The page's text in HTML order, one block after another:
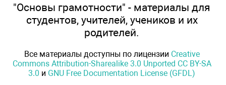
"Основы грамотности" - материалы для
студентов, учителей, учеников и их
родителей.
Все материалы доступны по лицензии Creative
Commons Attribution-Sharealike 3.0 Unported CC BY-SA
3.0 и GNU Free Documentation License (GFDL)